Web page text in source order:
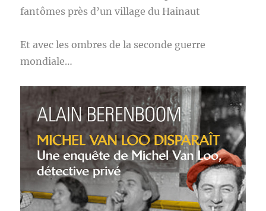
fantômes près d’un village du Hainaut
Et avec les ombres de la seconde guerre
mondiale…